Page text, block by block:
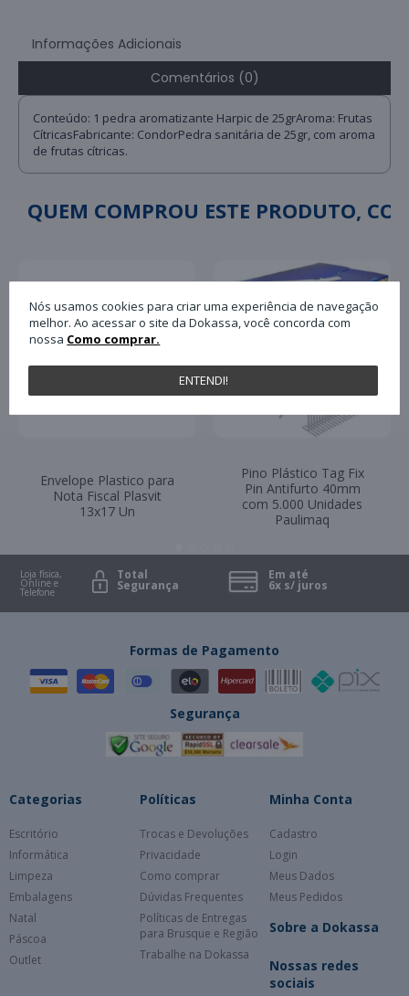
Informações Adicionais
Comentários (0)
Conteúdo: 1 pedra aromatizante Harpic de 25grAroma: Frutas
CítricasFabricante: CondorPedra sanitária de 25gr, com aroma
de frutas cítricas.
QUEM COMPROU ESTE PRODUTO,
Envelope Plastico para
Nota Fiscal Plasvit
13x17 Un
Pino Plástico Tag Fix
Pin Antifurto 40mm
com 5.000 Unidades
Paulimaq
Loja física,
Online e
Telefone
Total
Segurança
Em até
6x s/ juros
Nós usamos cookies para criar uma experiência de navegação
melhor. Ao acessar o site da Dokassa, você concorda com
nossa Como comprar.
ENTENDI!
Formas de Pagamento
Segurança
Categorias
Escritório
Informática
Limpeza
Embalagens
Natal
Páscoa
Outlet
Políticas
Trocas e Devoluções
Privacidade
Como comprar
Dúvidas Frequentes
Políticas de Entregas
para Brusque e Região
Trabalhe na Dokassa
Minha Conta
Cadastro
Login
Meus Dados
Meus Pedidos
Sobre a Dokassa
Nossas redes
sociais